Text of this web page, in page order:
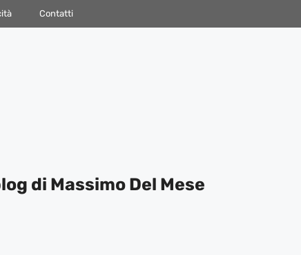
Contatti
di Massimo Del Mese